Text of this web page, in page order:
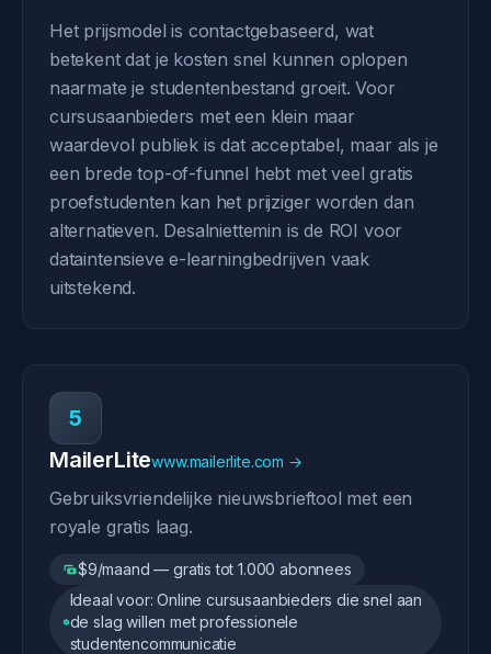
Het prijsmodel is contactgebaseerd, wat
betekent dat je kosten snel kunnen oplopen
naarmate je studentenbestand groeit. Voor
cursusaanbieders met een klein maar
waardevol publiek is dat acceptabel, maar als je
een brede top-of-funnel hebt met veel gratis
proefstudenten kan het prijziger worden dan
alternatieven. Desalniettemin is de ROI voor
dataintensieve e-learningbedrijven vaak
uitstekend.
5
MailerLitewww.mailerlite.com →
Gebruiksvriendelijke nieuwsbrieftool met een
royale gratis laag.
$9/maand — gratis tot 1.000 abonnees
Ideaal voor: Online cursusaanbieders die snel aan
de slag willen met professionele
studentencommunicatie